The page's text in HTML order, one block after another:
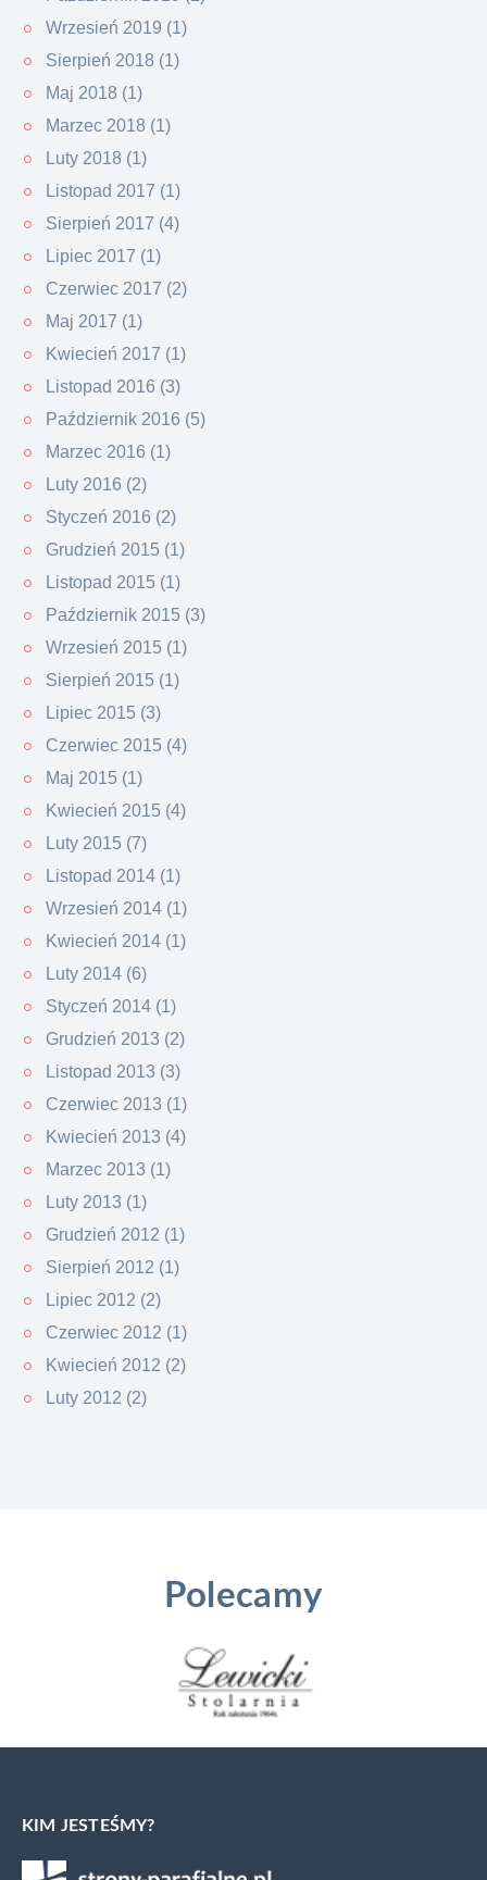
Wrzesień 2019 (1)
Sierpień 2018 (1)
Maj 2018 (1)
Marzec 2018 (1)
Luty 2018 (1)
Listopad 2017 (1)
Sierpień 2017 (4)
Lipiec 2017 (1)
Czerwiec 2017 (2)
Maj 2017 (1)
Kwiecień 2017 (1)
Listopad 2016 (3)
Październik 2016 (5)
Marzec 2016 (1)
Luty 2016 (2)
Styczeń 2016 (2)
Grudzień 2015 (1)
Listopad 2015 (1)
Październik 2015 (3)
Wrzesień 2015 (1)
Sierpień 2015 (1)
Lipiec 2015 (3)
Czerwiec 2015 (4)
Maj 2015 (1)
Kwiecień 2015 (4)
Luty 2015 (7)
Listopad 2014 (1)
Wrzesień 2014 (1)
Kwiecień 2014 (1)
Luty 2014 (6)
Styczeń 2014 (1)
Grudzień 2013 (2)
Listopad 2013 (3)
Czerwiec 2013 (1)
Kwiecień 2013 (4)
Marzec 2013 (1)
Luty 2013 (1)
Grudzień 2012 (1)
Sierpień 2012 (1)
Lipiec 2012 (2)
Czerwiec 2012 (1)
Kwiecień 2012 (2)
Luty 2012 (2)
Polecamy
KIM JESTEŚMY?